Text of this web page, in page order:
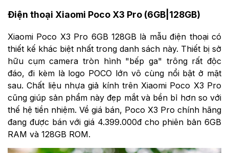
Điện thoại Xiaomi Poco X3 Pro (6GB|128GB)
Xiaomi Poco X3 Pro 6GB 128GB là mẫu điện thoại có
thiết kế khác biệt nhất trong danh sách này. Thiết bị sở
hữu cụm camera tròn hình "bếp ga" trông rất độc
đáo, đi kèm là logo POCO lớn vô cùng nổi bật ở mặt
sau. Chất liệu nhựa giả kính trên Xiaomi Poco X3 Pro
cũng giúp sản phẩm này đẹp mắt và bền bỉ hơn so với
thế hệ tiền nhiệm. Về giá bán, Poco X3 Pro chính hãng
đang được bán với giá 4.399.000đ cho phiên bản 6GB
RAM và 128GB ROM.